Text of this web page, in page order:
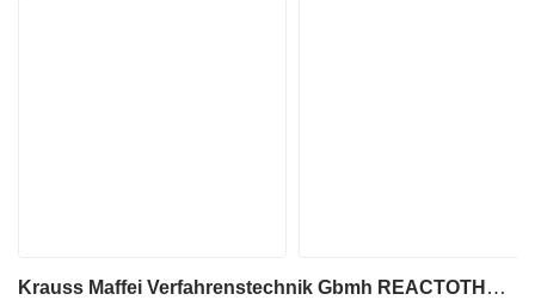
Krauss Maffei Verfahrenstechnik Gbmh REACTOTHERM - Paddle dryer